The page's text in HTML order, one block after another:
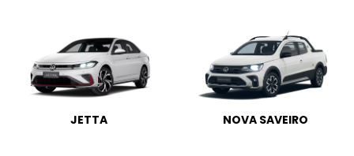
JETTA NOVA SAVEIRO